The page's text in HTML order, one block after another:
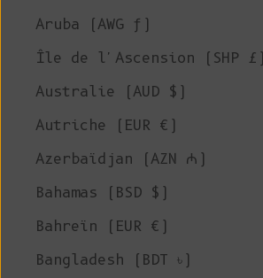
Aruba (AWG ƒ)
Île de l'Ascension (SHP £)
Australie (AUD $)
Autriche (EUR €)
Azerbaïdjan (AZN ₼)
Bahamas (BSD $)
Bahreïn (EUR €)
Bangladesh (BDT ৳)